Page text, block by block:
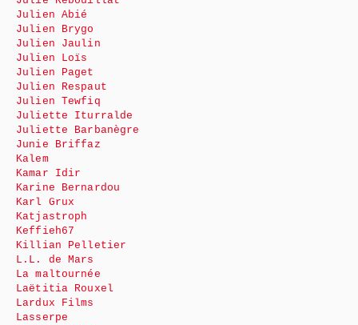
Julien Abié
Julien Brygo
Julien Jaulin
Julien Loïs
Julien Paget
Julien Respaut
Julien Tewfiq
Juliette Iturralde
Juliette Barbanègre
Junie Briffaz
Kalem
Kamar Idir
Karine Bernardou
Karl Grux
Katjastroph
Keffieh67
Killian Pelletier
L.L. de Mars
La maltournée
Laëtitia Rouxel
Lardux Films
Lasserpe